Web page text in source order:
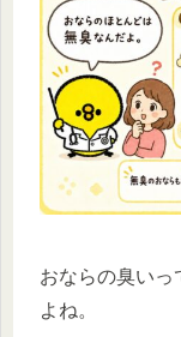
おならの臭いっ
よね。